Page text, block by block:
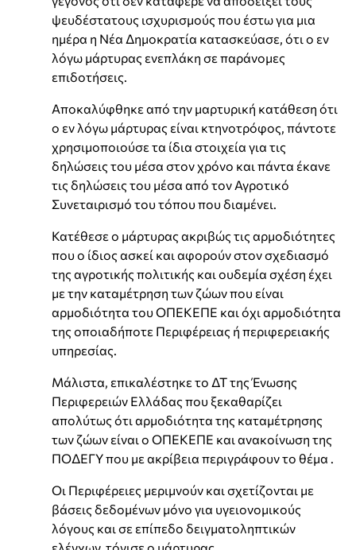
ψευδέστατους ισχυρισμούς που έστω για μια
ημέρα η Νέα Δημοκρατία κατασκεύασε, ότι ο εν
λόγω μάρτυρας ενεπλάκη σε παράνομες
επιδοτήσεις.
Αποκαλύφθηκε από την μαρτυρική κατάθεση ότι
ο εν λόγω μάρτυρας είναι κτηνοτρόφος, πάντοτε
χρησιμοποιούσε τα ίδια στοιχεία για τις
δηλώσεις του μέσα στον χρόνο και πάντα έκανε
τις δηλώσεις του μέσα από τον Αγροτικό
Συνεταιρισμό του τόπου που διαμένει.
Κατέθεσε ο μάρτυρας ακριβώς τις αρμοδιότητες
που ο ίδιος ασκεί και αφορούν στον σχεδιασμό
της αγροτικής πολιτικής και ουδεμία σχέση έχει
με την καταμέτρηση των ζώων που είναι
αρμοδιότητα του ΟΠΕΚΕΠΕ και όχι αρμοδιότητα
της οποιαδήποτε Περιφέρειας ή περιφερειακής
υπηρεσίας.
Μάλιστα, επικαλέστηκε το ΔΤ της Ένωσης
Περιφερειών Ελλάδας που ξεκαθαρίζει
απολύτως ότι αρμοδιότητα της καταμέτρησης
των ζώων είναι ο ΟΠΕΚΕΠΕ και ανακοίνωση της
ΠΟΔΕΓΥ που με ακρίβεια περιγράφουν το θέμα .
Οι Περιφέρειες μεριμνούν και σχετίζονται με
βάσεις δεδομένων μόνο για υγειονομικούς
λόγους και σε επίπεδο δειγματοληπτικών
ελέγχων, τόνισε ο μάρτυρας.